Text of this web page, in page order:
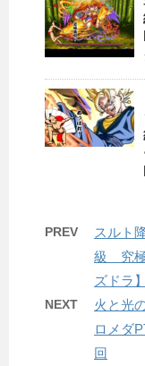
PREV
スルト
級 究極
ズドラ
NEXT
火と光
ロメダ
回